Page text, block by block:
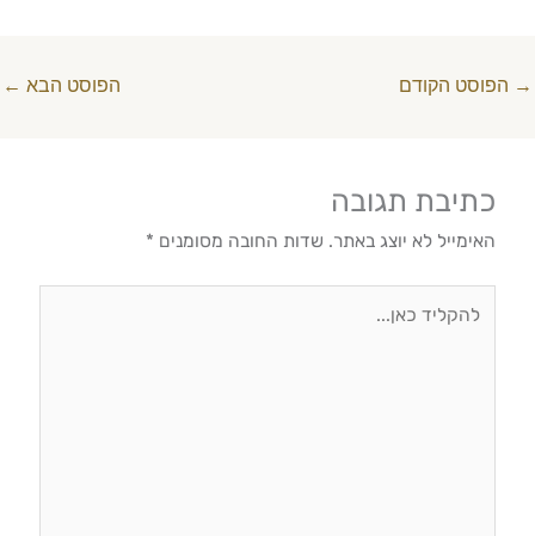
→ הפוסט הקודם הפוסט הבא ←
כתיבת תגובה
האימייל לא יוצג באתר. שדות החובה מסומנים *